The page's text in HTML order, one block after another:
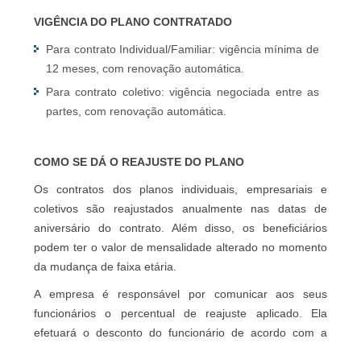
VIGÊNCIA DO PLANO CONTRATADO
Para contrato Individual/Familiar: vigência mínima de
12 meses, com renovação automática.
Para contrato coletivo: vigência negociada entre as
partes, com renovação automática.
COMO SE DÁ O REAJUSTE DO PLANO
Os contratos dos planos individuais, empresariais e
coletivos são reajustados anualmente nas datas de
aniversário do contrato. Além disso, os beneficiários
podem ter o valor de mensalidade alterado no momento
da mudança de faixa etária.
A empresa é responsável por comunicar aos seus
funcionários o percentual de reajuste aplicado. Ela
efetuará o desconto do funcionário de acordo com a